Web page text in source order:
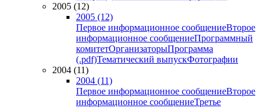
2005 (12)
2005 (12)
Первое информационное сообщениеВторое
информационное сообщениеПрограммный
комитетОрганизаторыПрограмма
(.pdf)Тематический выпускФотографии
2004 (11)
2004 (11)
Первое информационное сообщениеВторое
информационное сообщениеТретье